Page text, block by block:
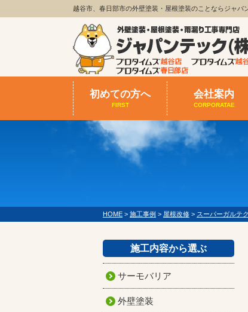
越谷市、春日部市の外壁塗装・屋根塗装のことならジャパ
初めての方へ
FIRST
会社案内
CORPORATAE
HOME > 施工事例 > 屋根改修 > スーパーガルテ
施工内容から選ぶ
サーモバリア
外壁塗装